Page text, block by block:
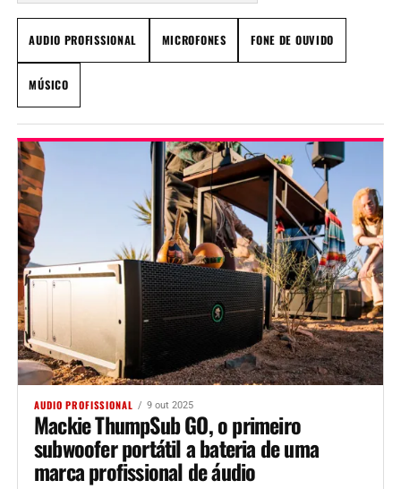
AUDIO PROFISSIONAL MICROFONES FONE DE OUVIDO
MÚSICO
AUDIO PROFISSIONAL 9 out 2025
Mackie ThumpSub GO, o primeiro
subwoofer portátil a bateria de uma
marca profissional de áudio